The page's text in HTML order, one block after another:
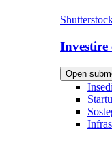
Investire
Open